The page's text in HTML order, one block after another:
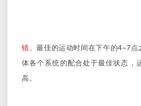
错。最佳的运动时间在下午的4~7 点
体各个系统的配合处于最佳状态，
高。